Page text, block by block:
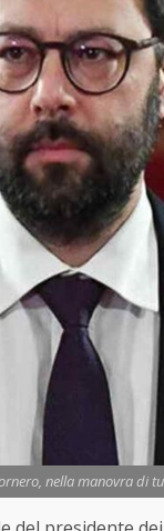
nella manovra di